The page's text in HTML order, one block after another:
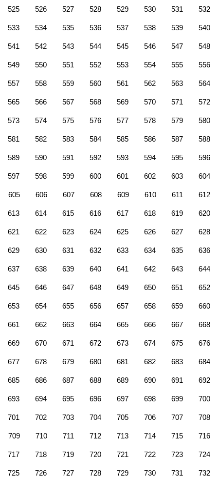
525 526 527 528 529 530 531 532
533 534 535 536 537 538 539 540
541 542 543 544 545 546 547 548
549 550 551 552 553 554 555 556
557 558 559 560 561 562 563 564
565 566 567 568 569 570 571 572
573 574 575 576 577 578 579 580
581 582 583 584 585 586 587 588
589 590 591 592 593 594 595 596
597 598 599 600 601 602 603 604
605 606 607 608 609 610 611 612
613 614 615 616 617 618 619 620
621 622 623 624 625 626 627 628
629 630 631 632 633 634 635 636
637 638 639 640 641 642 643 644
645 646 647 648 649 650 651 652
653 654 655 656 657 658 659 660
661 662 663 664 665 666 667 668
669 670 671 672 673 674 675 676
677 678 679 680 681 682 683 684
685 686 687 688 689 690 691 692
693 694 695 696 697 698 699 700
701 702 703 704 705 706 707 708
709 710 711 712 713 714 715 716
717 718 719 720 721 722 723 724
725 726 727 728 729 730 731 732